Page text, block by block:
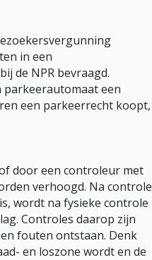
in een
de NPR bevraagd.
parkeerautomaat een
een parkeerrecht koopt,
door een controleur met
verhoogd. Na controle
wordt na fysieke controle
Controles daarop zijn
fouten ontstaan. Denk
en loszone wordt en de